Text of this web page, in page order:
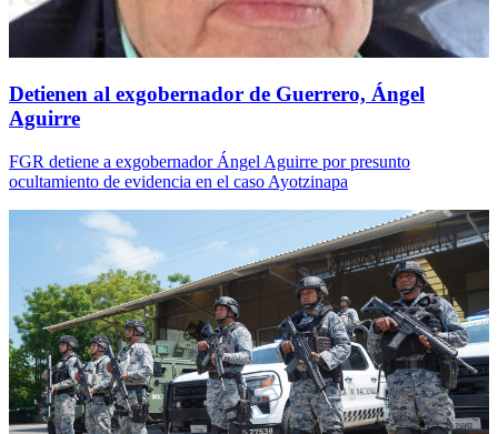
Detienen al exgobernador de Guerrero, Ángel
Aguirre
FGR detiene a exgobernador Ángel Aguirre por presunto
ocultamiento de evidencia en el caso Ayotzinapa